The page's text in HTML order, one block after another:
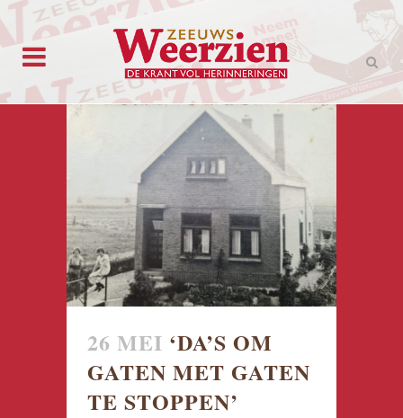
26 MEI ‘DA’S OM
GATEN MET GATEN
TE STOPPEN’